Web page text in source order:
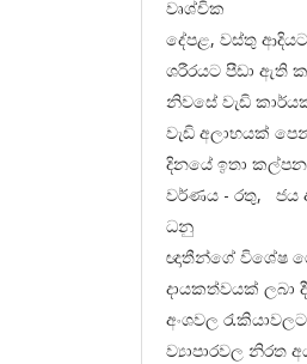
වෘශ්චික
දේපළ, වස්තු
ශරීරයට පීඩා ඇති
නිවසේ වැඩි
වැඩි අලාභයක්
දිනයේ ඉතා
වර්ණය - රතු, ජය
ධනු
ඥාතීන්ගේ විශේෂ
දායකත්වයක් ලබා
අංශවල
ව්‍යාපාරවල නිරත